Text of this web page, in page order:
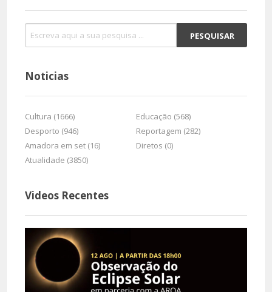
Noticias
Cultura (1666)
Educação (568)
Desporto (946)
Reportagem (282)
Amadora em set (16)
Diretos (0)
Atualidade (3850)
Videos Recentes